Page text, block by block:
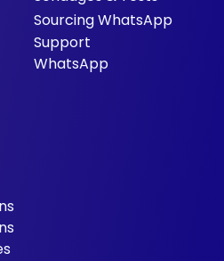
Sourcing WhatsApp
Support
WhatsApp